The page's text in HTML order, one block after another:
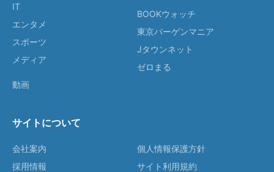
IT
エンタメ
スポーツ
メディア
動画
BOOKウォッチ
東京バーゲンマニア
Jタウンネット
ゼロまる
サイトについて
会社案内
採用情報
個人情報保護方針
サイト利用規約